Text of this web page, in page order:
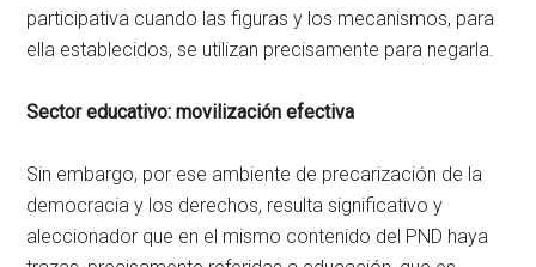
participativa cuando las figuras y los mecanismos, para
ella establecidos, se utilizan precisamente para negarla.
Sector educativo: movilización efectiva
Sin embargo, por ese ambiente de precarización de la
democracia y los derechos, resulta significativo y
aleccionador que en el mismo contenido del PND haya